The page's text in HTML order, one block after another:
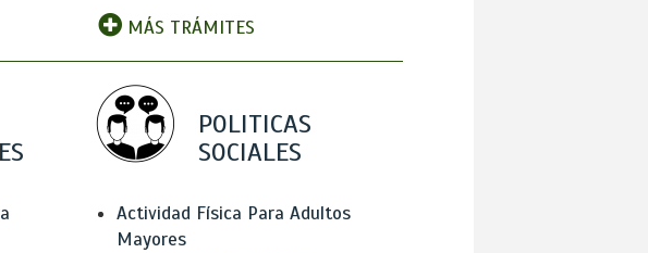
MÁS TRÁMITES
POLITICAS
SOCIALES
Actividad Física Para Adultos
Mayores